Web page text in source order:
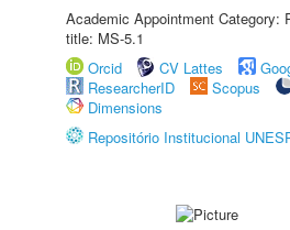
Academic Appointment Category:
title: MS-5.1
Orcid
CV Lattes
ResearcherID
Scopus
Dimensions
Repositório Institucional